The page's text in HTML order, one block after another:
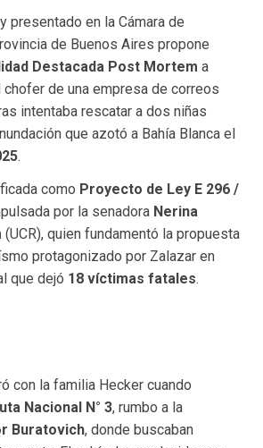
presentado en la Cámara de
de Buenos Aires propone
Destacada Post Mortem a
chofer de una empresa de correos
intentaba rescatar a dos niñas
que azotó a Bahía Blanca el
.
como Proyecto de Ley E 296 /
por la senadora Nerina
(UCR), quien fundamentó la propuesta
protagonizado por Zalazar en
que dejó 18 víctimas fatales.
con la familia Hecker cuando
Nacional N° 3, rumbo a la
Buratovich, donde buscaban